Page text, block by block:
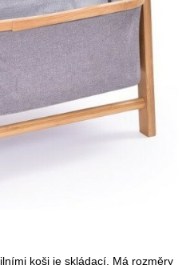
koši je skládací. Má rozměry